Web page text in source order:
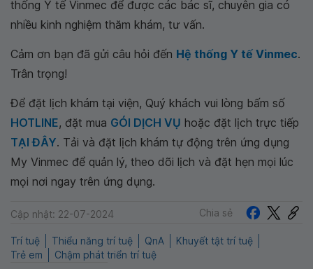
thống Y tế Vinmec để được các bác sĩ, chuyên gia có
nhiều kinh nghiệm thăm khám, tư vấn.
Cảm ơn bạn đã gửi câu hỏi đến Hệ thống Y tế Vinmec.
Trân trọng!
Để đặt lịch khám tại viện, Quý khách vui lòng bấm số
HOTLINE, đặt mua GÓI DỊCH VỤ hoặc đặt lịch trực tiếp
TẠI ĐÂY. Tải và đặt lịch khám tự động trên ứng dụng
My Vinmec để quản lý, theo dõi lịch và đặt hẹn mọi lúc
mọi nơi ngay trên ứng dụng.
Cập nhật: 22-07-2024 Chia sẻ
Trí tuệ Thiểu năng trí tuệ QnA
Khuyết tật trí tuệ
Trẻ em
Chậm phát triển trí tuệ